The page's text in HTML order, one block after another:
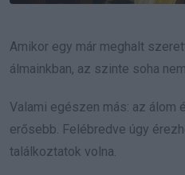
Amikor egy már meghalt
álmainkban, az szinte soha
Valami egészen más: az álom
erősebb. Felébredve úgy
találkoztatok volna.